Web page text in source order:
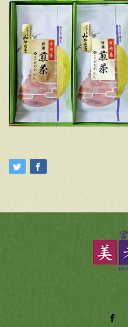
FacebookInstagramRSS